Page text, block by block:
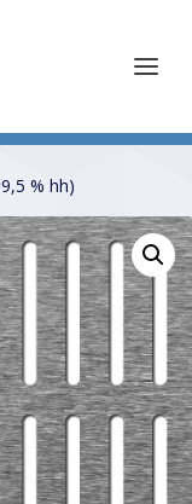
% hh)